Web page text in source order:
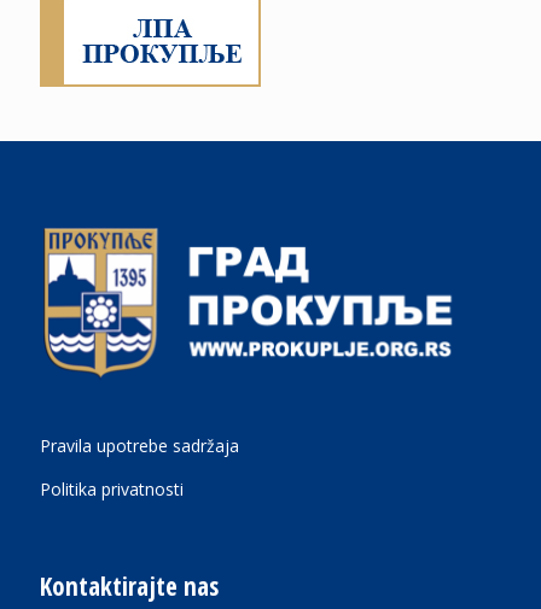
Pravila upotrebe sadržaja
Politika privatnosti
Kontaktirajte nas